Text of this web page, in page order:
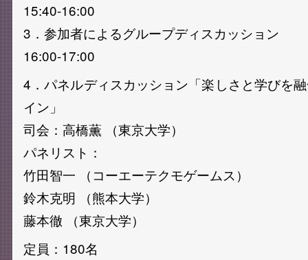
15:40-16:00
3．参加者によるグループディスカッション
16:00-17:00
4．パネルディスカッション「楽しさと学びを
イン」
司会：高橋薫 （東京大学）
パネリスト：
竹田智一 （コーエーテクモゲームス）
鈴木克明 （熊本大学）
藤本徹 （東京大学）
定員：180名